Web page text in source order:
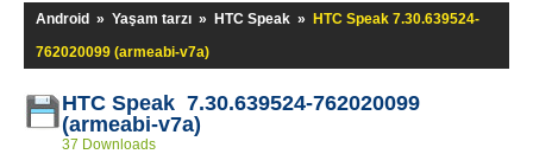
Android » Yaşam tarzı » HTC Speak »
HTC Speak 7.30.639524-
762020099 (armeabi-v7a)
HTC Speak 7.30.639524-762020099
(armeabi-v7a)
37 Downloads